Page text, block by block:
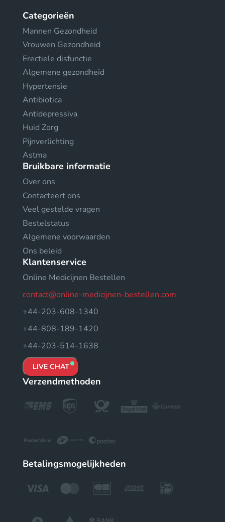
Categorieën
Mannen Gezondheid
Vrouwen Gezondheid
Erectiele disfunctie
Algemene gezondheid
Hypertensie
Antibiotica
Antidepressiva
Huid Zorg
Pijnverlichting
Astma
Bruikbare informatie
Over ons
Contacteert ons
Veel gestelde vragen
Bestelstatus
Algemene voorwaarden
Ons beleid
Klantenservice
Online Medicijnen Bestellen
contact@online-medicijnen-bestellen.com
+44-203-608-1340
+44-808-189-1420
+44-203-514-1638
LIVE CHAT
Verzendmethoden
Betalingsmogelijkheden